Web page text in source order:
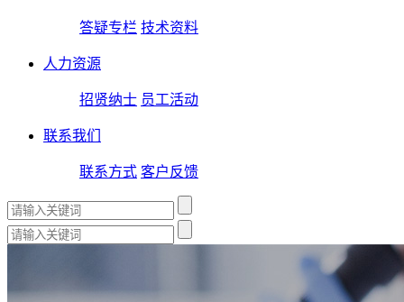
答疑专栏 技术资料
人力资源
招贤纳士 员工活动
联系我们
联系方式 客户反馈